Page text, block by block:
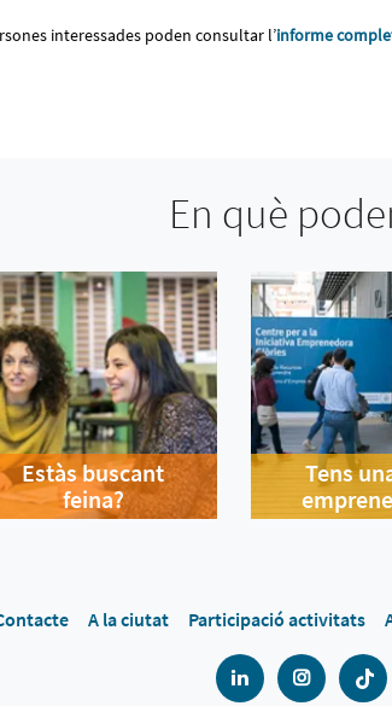
interessades poden consultar l’informe
En què
Estàs buscant
feina?
Tens
A la ciutat Participació activitats